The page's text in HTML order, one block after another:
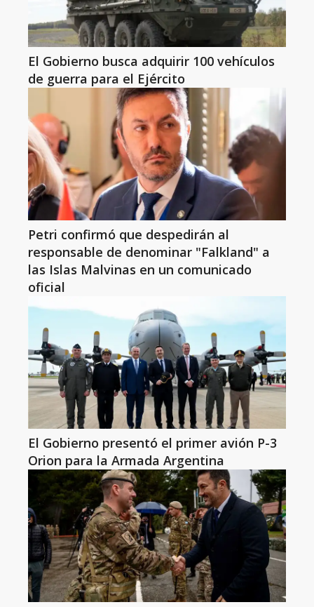
El Gobierno busca adquirir 100 vehículos
de guerra para el Ejército
Petri confirmó que despedirán al
responsable de denominar "Falkland" a
las Islas Malvinas en un comunicado
oficial
El Gobierno presentó el primer avión P-3
Orion para la Armada Argentina